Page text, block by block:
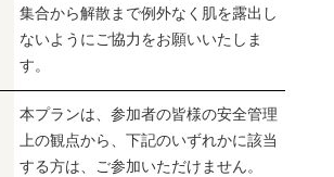
集合から解散まで例外なく肌を露出し
ないようにご協力をお願いいたしま
す。
本プランは、参加者の皆様の安全管理
上の観点から、下記のいずれかに該当
する方は、ご参加いただけません。